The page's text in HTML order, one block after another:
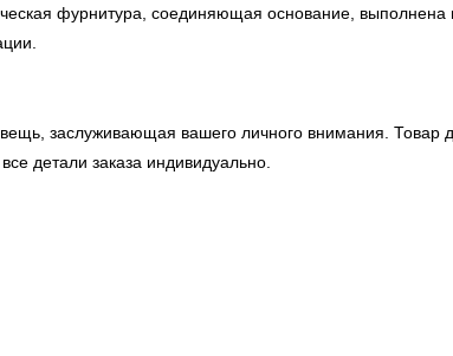
фурнитура, соединяющая основание, выполнена
заслуживающая вашего личного внимания. Товар
детали заказа индивидуально.